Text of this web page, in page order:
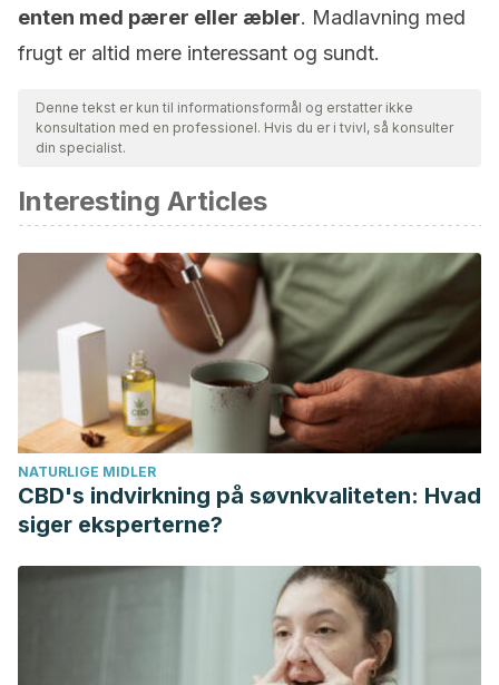
enten med pærer eller æbler. Madlavning med
frugt er altid mere interessant og sundt.
Denne tekst er kun til informationsformål og erstatter ikke
konsultation med en professionel. Hvis du er i tvivl, så konsulter
din specialist.
Interesting Articles
NATURLIGE MIDLER
CBD's indvirkning på søvnkvaliteten: Hvad
siger eksperterne?